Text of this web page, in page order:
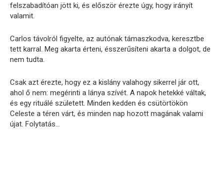
felszabadítóan jött ki, és először érezte úgy, hogy irányít
valamit.
Carlos távolról figyelte, az autónak támaszkodva, keresztbe
tett karral. Meg akarta érteni, ésszerűsíteni akarta a dolgot, de
nem tudta.
Csak azt érezte, hogy ez a kislány valahogy sikerrel jár ott,
ahol ő nem: megérinti a lánya szívét. A napok hetekké váltak,
és egy rituálé született. Minden kedden és csütörtökön
Celeste a téren várt, és minden nap hozott magának valami
újat. Folytatás…